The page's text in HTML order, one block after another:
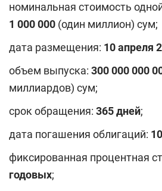
номинальная стоимость
1 000 000 (один миллион) сум;
дата размещения: 10 апреля
объем выпуска: 300000 000
миллиардов) сум;
срок обращения: 365дней;
дата погашения облигаций: 10
фиксированная процентная
годовых;